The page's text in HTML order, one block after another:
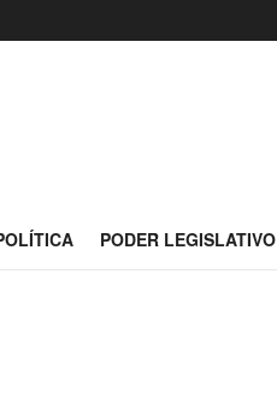
PODER LEGISLATIVO